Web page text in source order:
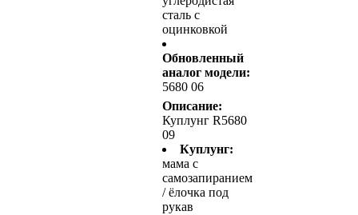
сталь с
оцинковкой
Обновленный
аналог модели:
5680 06
Описание:
Куплунг R5680
09
Куплунг:
мама с
самозапиранием
/ ёлочка под
рукав